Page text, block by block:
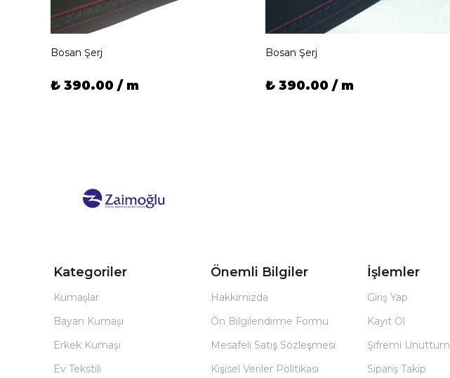
Bosan Şerj
₺ 390.00 / m
Bosan Şerj
₺ 390.00 / m
Kategoriler
Kumaşlar
Bayan Kumaşı
Erkek Kumaşı
Ev Tekstili
Önemli Bilgiler
Hakkımızda
Ön Bilgilendirme Formu
Mesafeli Satış Sözleşmesi
Kişisel Veriler Politikası
İşlemler
Giriş Yap
Kayıt Ol
Şifremi Unuttum
Sipariş Takip